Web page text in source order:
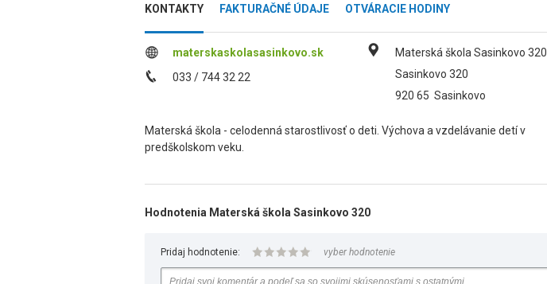
KONTAKTY FAKTURAČNÉ ÚDAJE OTVÁRACIE HODINY
materskaskolasasinkovo.sk
033 / 744 32 22
Materská škola Sasinkovo 320
Sasinkovo 320
920 65 Sasinkovo
Materská škola - celodenná starostlivosť o deti. Výchova a vzdelávanie detí v
predškolskom veku.
Hodnotenia Materská škola Sasinkovo 320
Pridaj hodnotenie: vyber hodnotenie